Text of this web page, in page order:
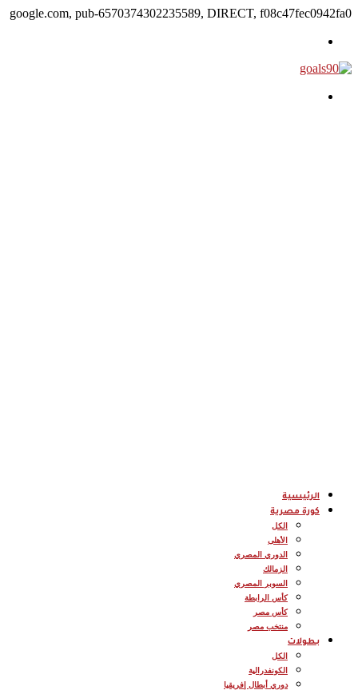
google.com, pub-6570374302235589, DIRECT, f08c47fec0942fa0
الرئيسية
كورة مصرية
الكل
الأهلى
الدوري المصري
الزمالك
السوبر المصري
كأس الرابطة
كأس مصر
منتخب مصر
بطولات
الكل
الكونفدرالية
دوري أبطال إفريقيا